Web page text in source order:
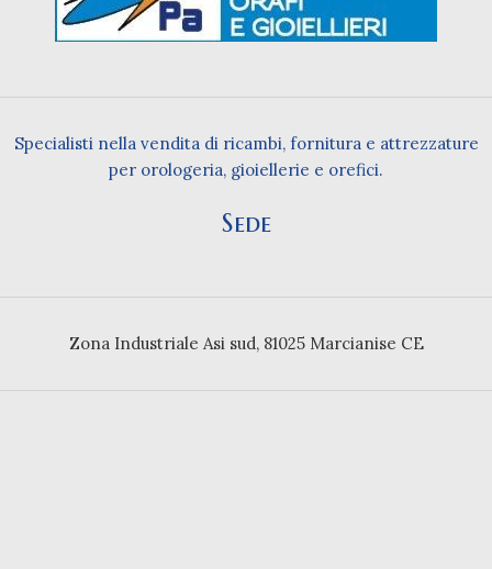
Specialisti nella vendita di ricambi, fornitura e attrezzature
per orologeria, gioiellerie e orefici.
Sede
Zona Industriale Asi sud, 81025 Marcianise CE